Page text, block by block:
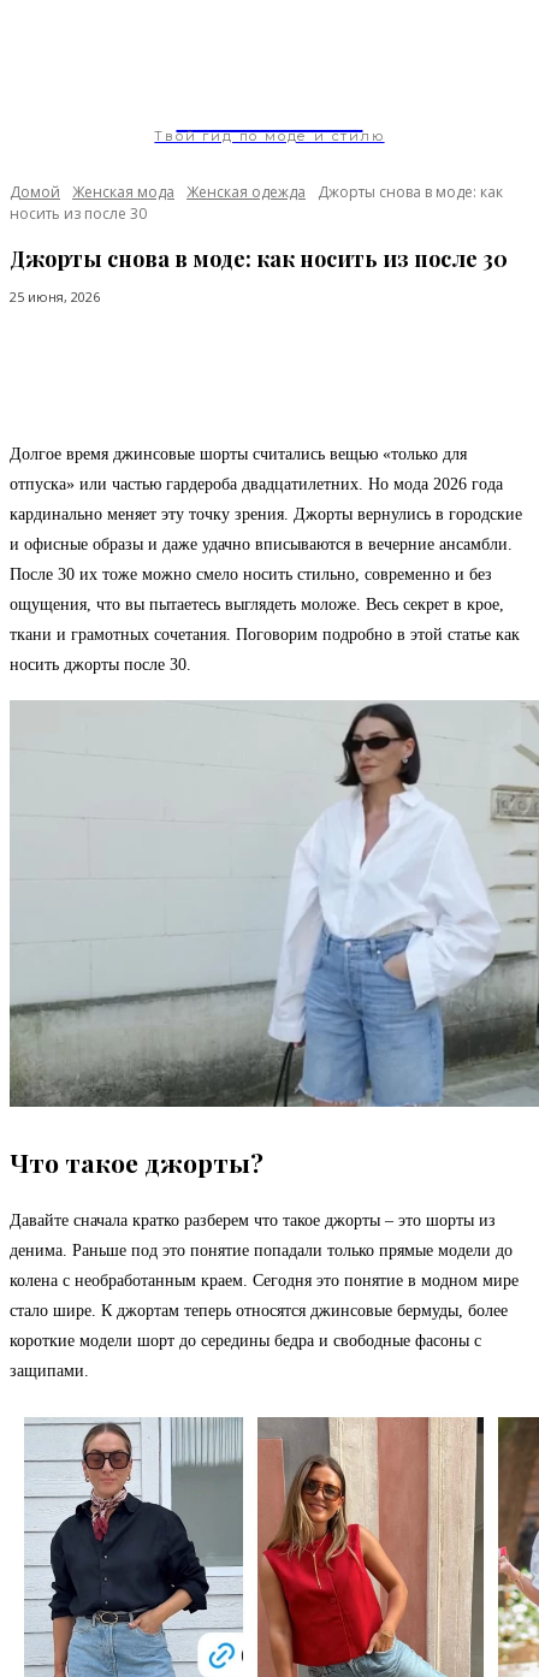
Твой гид по моде и стилю
Домой Женская мода Женская одежда
Джорты снова в моде: как
носить из после 30
Джорты снова в моде: как носить из после 30
25 июня, 2026
Долгое время джинсовые шорты считались вещью «только для
отпуска» или частью гардероба двадцатилетних. Но мода 2026 года
кардинально меняет эту точку зрения. Джорты вернулись в городские
и офисные образы и даже удачно вписываются в вечерние ансамбли.
После 30 их тоже можно смело носить стильно, современно и без
ощущения, что вы пытаетесь выглядеть моложе. Весь секрет в крое,
ткани и грамотных сочетания. Поговорим подробно в этой статье как
носить джорты после 30.
Что такое джорты?
Давайте сначала кратко разберем что такое джорты – это шорты из
денима. Раньше под это понятие попадали только прямые модели до
колена с необработанным краем. Сегодня это понятие в модном мире
стало шире. К джортам теперь относятся джинсовые бермуды, более
короткие модели шорт до середины бедра и свободные фасоны с
защипами.